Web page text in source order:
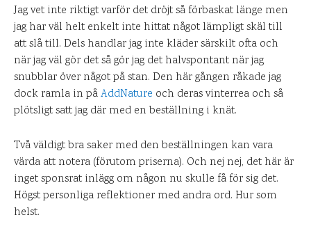
Jag vet inte riktigt varför det dröjt så förbaskat länge men
jag har väl helt enkelt inte hittat något lämpligt skäl till
att slå till. Dels handlar jag inte kläder särskilt ofta och
när jag väl gör det så gör jag det halvspontant när jag
snubblar över något på stan. Den här gången råkade jag
dock ramla in påAddNature och deras vinterrea och så
plötsligt satt jag där med en beställning i knät.
Två väldigt bra saker med den beställningen kan vara
värda att notera (förutom priserna). Och nej nej, det här är
inget sponsrat inlägg om någon nu skulle få för sig det.
Högst personliga reflektioner med andra ord. Hur som
helst.